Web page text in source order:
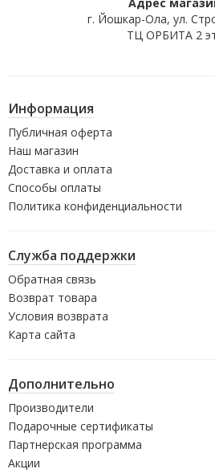
г. Йошкар-Ола, ул.
ТЦ ОРБИТА 2
Информация
Публичная оферта
Наш магазин
Доставка и оплата
Способы оплаты
Политика конфиденциальности
Служба поддержки
Обратная связь
Возврат товара
Условия возврата
Карта сайта
Дополнительно
Производители
Подарочные сертификаты
Партнерская программа
Акции